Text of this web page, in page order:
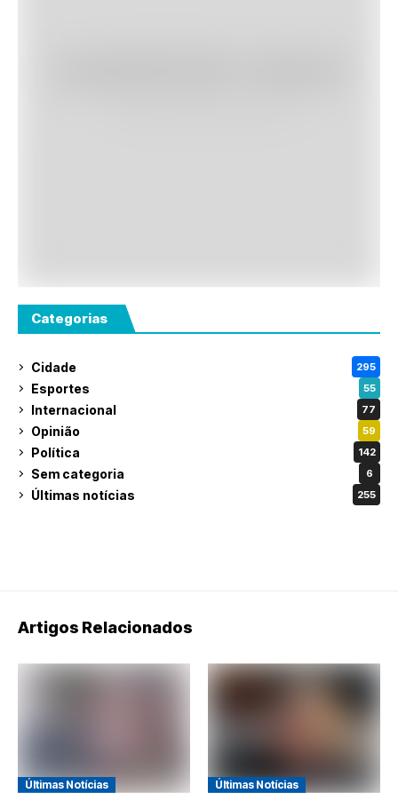
Categorias
Cidade 295
Esportes 55
Internacional 77
Opinião 59
Política 142
Sem categoria 6
Últimas notícias 255
Artigos Relacionados
Últimas Notícias Últimas Notícias